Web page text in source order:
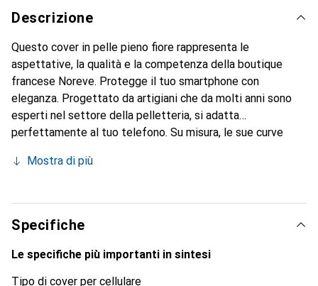
Descrizione
Questo cover in pelle pieno fiore rappresenta le
aspettative, la qualità e la competenza della boutique
francese Noreve. Protegge il tuo smartphone con
eleganza. Progettato da artigiani che da molti anni sono
esperti nel settore della pelletteria, si adatta
perfettamente al tuo telefono. Su misura, le sue curve
un accessorio chic e indispensabile per il tuo smartphone.
i suoi prodotti di alta qualità ed è una scelta sicura per una
clientela esigente.
Mostra di più
Specifiche
Le specifiche più importanti in sintesi
Tipo di cover per cellulare